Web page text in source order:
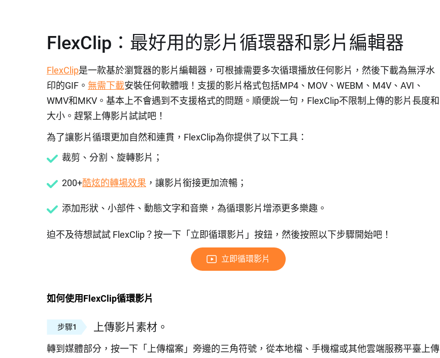
FlexClip：最好用的影片循環器和影片編輯器
FlexClip是一款基於瀏覽器的影片編輯器，可根據需要多次循環播放任何影片，然後下載為無浮水
印的GIF。 無需下載安裝任何軟體哦！支援的影片格式包括MP4、MOV、WEBM、M4V、AVI、
WMV和MKV。基本上不會遇到不支援格式的問題。順便說一句，FlexClip不限制上傳的影片長度和
大小。趕緊上傳影片試試吧！
為了讓影片循環更加自然和連貫，FlexClip為你提供了以下工具：
裁剪、分割、旋轉影片；
200+酷炫的轉場效果 ，讓影片銜接更加流暢；
添加形狀、小部件、動態文字和音樂，為循環影片增添更多樂趣。
迫不及待想試試 FlexClip？按一下「立即循環影片」按鈕，然後按照以下步驟開始吧！
立即循環影片
如何使用FlexClip循環影片
步驟1 上傳影片素材。
轉到媒體部分，按一下「上傳檔案」旁邊的三角符號，從本地檔、手機檔或其他雲端服務平臺上傳